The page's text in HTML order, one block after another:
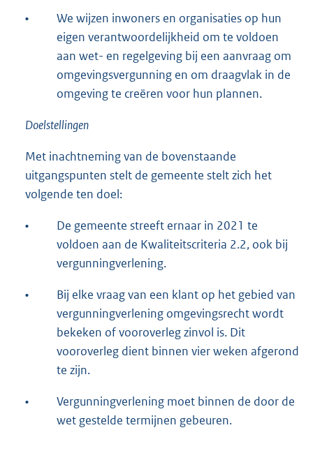
•
We wijzen inwoners en organisaties op hun
eigen verantwoordelijkheid om te voldoen
aan wet- en regelgeving bij een aanvraag om
omgevingsvergunning en om draagvlak in de
omgeving te creëren voor hun plannen.
Doelstellingen
Met inachtneming van de bovenstaande
uitgangspunten stelt de gemeente stelt zich het
volgende ten doel:
•
De gemeente streeft ernaar in 2021 te
voldoen aan de Kwaliteitscriteria 2.2, ook bij
vergunningverlening.
•
Bij elke vraag van een klant op het gebied van
vergunningverlening omgevingsrecht wordt
bekeken of vooroverleg zinvol is. Dit
vooroverleg dient binnen vier weken afgerond
te zijn.
•
Vergunningverlening moet binnen de door de
wet gestelde termijnen gebeuren.